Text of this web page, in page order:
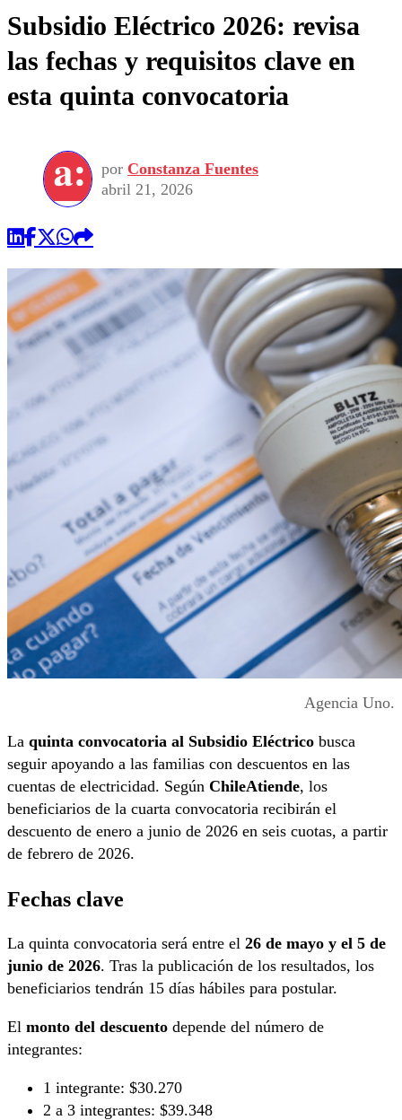
Subsidio Eléctrico 2026: revisa
las fechas y requisitos clave en
esta quinta convocatoria
por Constanza Fuentes
abril 21, 2026
Agencia Uno.
La quinta convocatoria al Subsidio Eléctrico busca
seguir apoyando a las familias con descuentos en las
cuentas de electricidad. Según ChileAtiende, los
beneficiarios de la cuarta convocatoria recibirán el
descuento de enero a junio de 2026 en seis cuotas, a partir
de febrero de 2026.
Fechas clave
La quinta convocatoria será entre el 26 de mayo y el 5 de
junio de 2026. Tras la publicación de los resultados, los
beneficiarios tendrán 15 días hábiles para postular.
El monto del descuento depende del número de
integrantes:
1 integrante: $30.270
2 a 3 integrantes: $39.348